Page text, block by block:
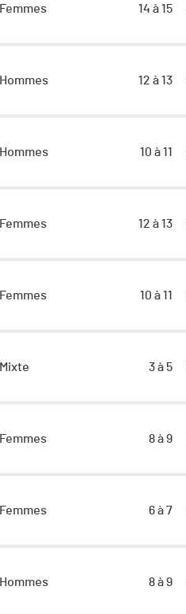
Femmes 14 à 15
Hommes 12 à 13
Hommes 10 à 11
Femmes 12 à 13
Femmes 10 à 11
Mixte 3 à 5
Femmes 8 à 9
Femmes 6 à 7
Hommes 8 à 9